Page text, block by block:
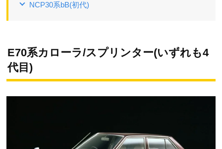
NCP30系bB(初代)
E70系カローラ/スプリンター(いずれも4
代目)